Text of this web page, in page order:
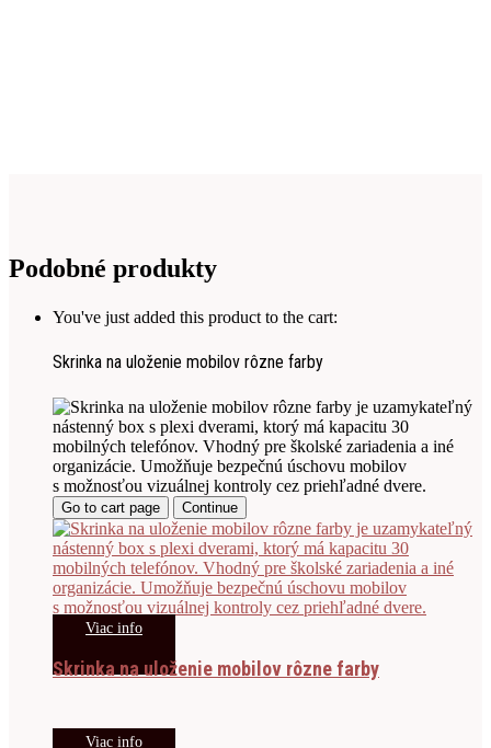
Podobné produkty
You've just added this product to the cart:
Skrinka na uloženie mobilov rôzne farby
Go to cart page Continue
Viac info
Skrinka na uloženie mobilov rôzne farby
Viac info